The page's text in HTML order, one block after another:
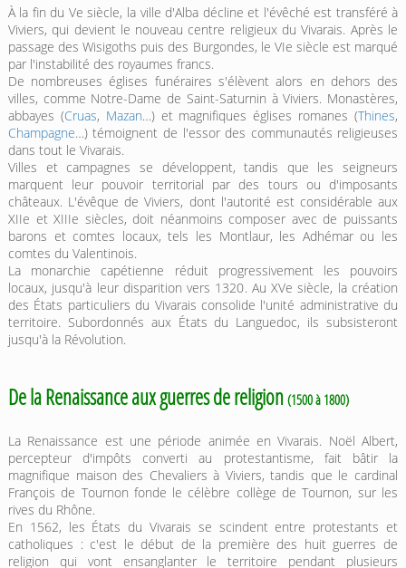
À la fin du Ve siècle, la ville d'Alba décline et l'évêché est transféré à
Viviers, qui devient le nouveau centre religieux du Vivarais. Après le
passage des Wisigoths puis des Burgondes, le VIe siècle est marqué
par l'instabilité des royaumes francs.
De nombreuses églises funéraires s'élèvent alors en dehors des
villes, comme Notre-Dame de Saint-Saturnin à Viviers. Monastères,
abbayes (Cruas, Mazan…) et magnifiques églises romanes (Thines,
Champagne…) témoignent de l'essor des communautés religieuses
dans tout le Vivarais.
Villes et campagnes se développent, tandis que les seigneurs
marquent leur pouvoir territorial par des tours ou d'imposants
châteaux. L'évêque de Viviers, dont l'autorité est considérable aux
XIIe et XIIIe siècles, doit néanmoins composer avec de puissants
barons et comtes locaux, tels les Montlaur, les Adhémar ou les
comtes du Valentinois.
La monarchie capétienne réduit progressivement les pouvoirs
locaux, jusqu'à leur disparition vers 1320. Au XVe siècle, la création
des États particuliers du Vivarais consolide l'unité administrative du
territoire. Subordonnés aux États du Languedoc, ils subsisteront
jusqu'à la Révolution.
De la Renaissance aux guerres de religion (1500 à 1800)
La Renaissance est une période animée en Vivarais. Noël Albert,
percepteur d'impôts converti au protestantisme, fait bâtir la
magnifique maison des Chevaliers à Viviers, tandis que le cardinal
François de Tournon fonde le célèbre collège de Tournon, sur les
rives du Rhône.
En 1562, les États du Vivarais se scindent entre protestants et
catholiques : c'est le début de la première des huit guerres de
religion qui vont ensanglanter le territoire pendant plusieurs